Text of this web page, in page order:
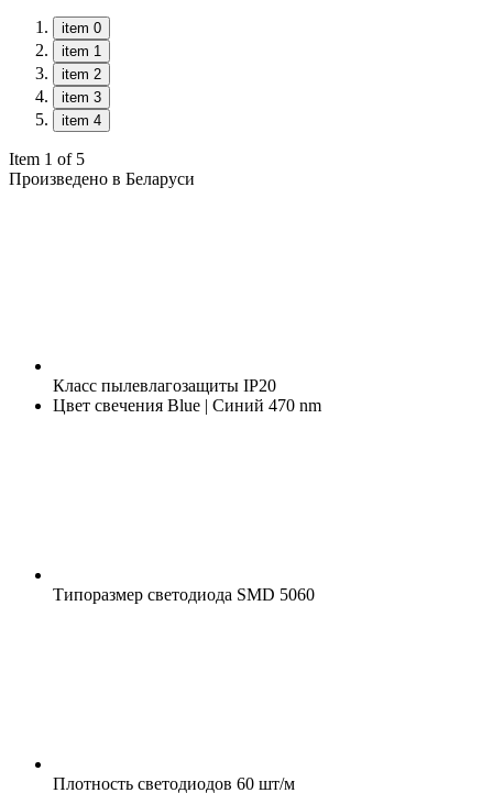
item 0
item 1
item 2
item 3
item 4
Item 1 of 5
Произведено в Беларуси
Класс пылевлагозащиты IP20
Цвет свечения Blue | Синий 470 nm
Типоразмер светодиода SMD 5060
Плотность светодиодов 60 шт/м